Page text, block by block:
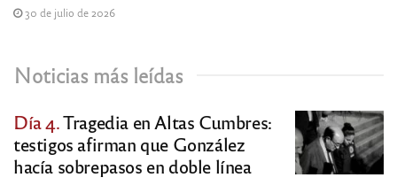
30 de julio de 2026
Noticias más leídas
Día 4.Tragedia en Altas Cumbres:
testigos afirman que González
hacía sobrepasos en doble línea